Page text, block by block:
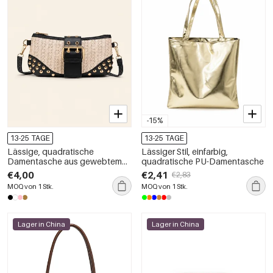
13-25 TAGE
Lässige, quadratische
Damentasche aus gewebtem
PU-Leder mit Metallbeschlägen
in Unifarbe.
€4,00
MOQ von 1 Stk.
-15%
13-25 TAGE
Lässiger Stil, einfarbig,
quadratische PU-Damentasche
€2,41 €2,83
MOQ von 1 Stk.
Lager in China Lager in China